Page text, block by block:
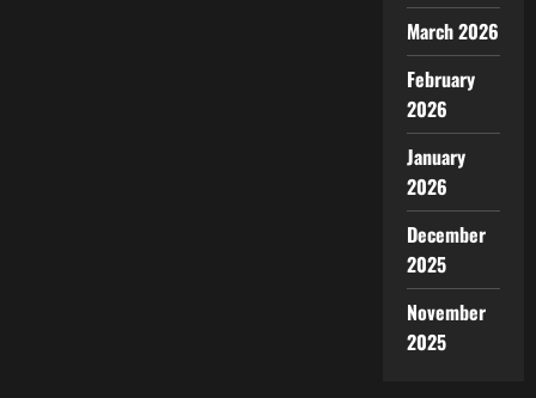
March 2026
February
2026
January
2026
December
2025
November
2025